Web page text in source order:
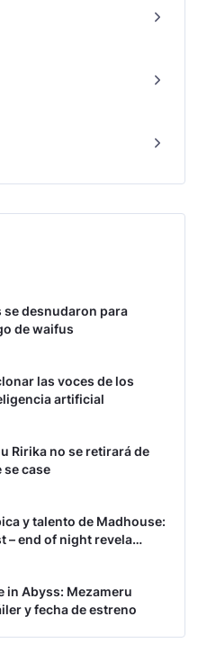
desnudaron para
de waifus
las voces de los
artificial
Ririka no se retirará de
se case
y talento de Madhouse:
– end of night revela
in Abyss: Mezameru
y fecha de estreno